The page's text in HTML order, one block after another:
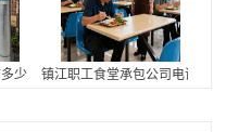
少钱 镇江职工食堂承包公司电话